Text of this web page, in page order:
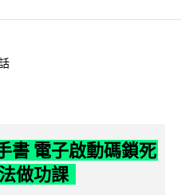
書 電子啟動碼鎖死
做功課